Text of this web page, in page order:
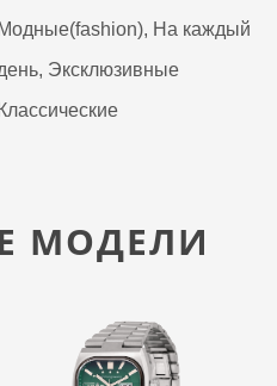
Модные(fashion), На каждый
Эксклюзивные
Классические
МОДЕЛИ